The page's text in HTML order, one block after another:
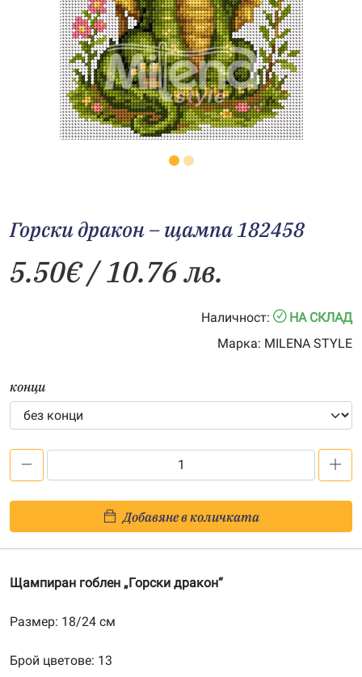
Горски дракон – щампа 182458
5.50€/ 10.76 лв.
Наличност:
НА СКЛАД
Марка: MILENA STYLE
конци
дракон
–
182458
Добавяне в количката
Щампиран гоблен „Горски дракон“
Размер: 18/24 см
Брой цветове: 13